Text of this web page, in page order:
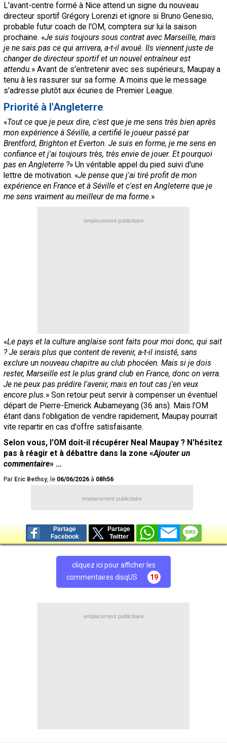
L'avant-centre formé à Nice attend un signe du nouveau
directeur sportif Grégory Lorenzi et ignore si Bruno Genesio,
probable futur coach de l'OM, comptera sur lui la saison
prochaine. «Je suis toujours sous contrat avec Marseille, mais
je ne sais pas ce qui arrivera, a-t-il avoué. Ils viennent juste de
changer de directeur sportif et un nouvel entraîneur est
attendu.» Avant de s'entretenir avec ses supérieurs, Maupay a
tenu à les rassurer sur sa forme. A moins que le message
s'adresse plutôt aux écuries de Premier League.
Priorité à l'Angleterre
«Tout ce que je peux dire, c'est que je me sens très bien après
mon expérience à Séville, a certifié le joueur passé par
Brentford, Brighton et Everton. Je suis en forme, je me sens en
confiance et j'ai toujours très, très envie de jouer. Et pourquoi
pas en Angleterre ?» Un véritable appel du pied suivi d'une
lettre de motivation. «Je pense que j'ai tiré profit de mon
expérience en France et à Séville et c'est en Angleterre que je
me sens vraiment au meilleur de ma forme.»
emplacement publicitaire
«Le pays et la culture anglaise sont faits pour moi donc, qui sait
? Je serais plus que content de revenir, a-t-il insisté, sans
exclure un nouveau chapitre au club phocéen. Mais si je dois
rester, Marseille est le plus grand club en France, donc on verra.
Je ne peux pas prédire l'avenir, mais en tout cas j'en veux
encore plus.» Son retour peut servir à compenser un éventuel
départ de Pierre-Emerick Aubameyang (36 ans). Mais l'OM
étant dans l'obligation de vendre rapidement, Maupay pourrait
vite repartir en cas d'offre satisfaisante.
Selon vous, l'OM doit-il récupérer Neal Maupay ? N'hésitez
pas à réagir et à débattre dans la zone «Ajouter un
commentaire» …
Par Eric Bethsy, le 06/06/2026 à 08h56
emplacement publicitaire
Partage
Facebook
Partage
Twitter
cliquez ici pour afficher les
commentaires disqUS
19
emplacement publicitaire